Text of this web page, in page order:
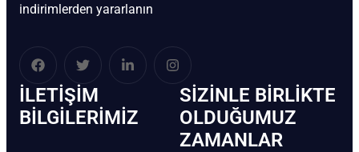
indirimlerden yararlanın
İLETIŞIM
BİLGILERIMIZ
SIZINLE BIRLIKTE
OLDUĞUMUZ
ZAMANLAR